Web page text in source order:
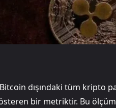
dışındaki tüm kripto
bir metriktir. Bu